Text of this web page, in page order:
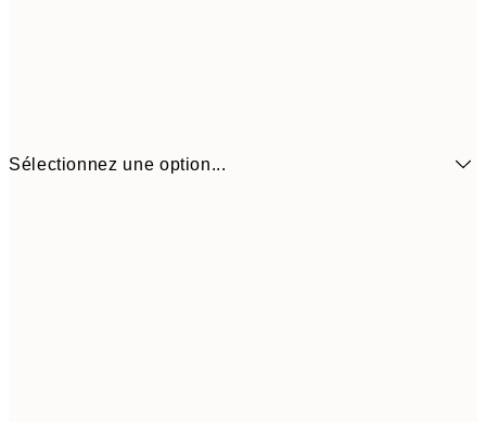
Sélectionnez une option...